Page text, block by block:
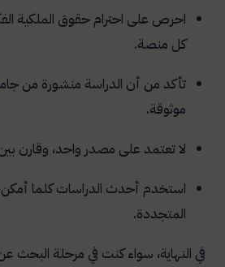
احرص على احترام حقوق الملكية
كل منصة.
تأكد من أن الدراسة منشورة من
موثوقة.
لا تعتمد على مصدر واحد، وقارن
استخدم أحدث الدراسات كلما
المتجددة.
في النهاية، سواء كنت في مرحلة البحث